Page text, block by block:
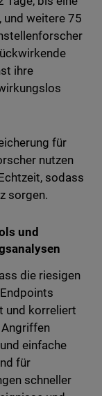
und weitere 75
ihre
für
nutzen
sodass
sorgen.
und
die riesigen
und korreliert
einfache
für
schneller